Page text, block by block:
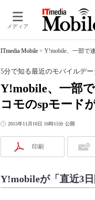
メディア
ITmedia Mobile > Y!mobile、一部で
Y!mobile、一部
コモのspモード
5分で知る最近のモバイルデ
2015年11月10日 16時15分 公開
印刷
Y!mobileが「直近3